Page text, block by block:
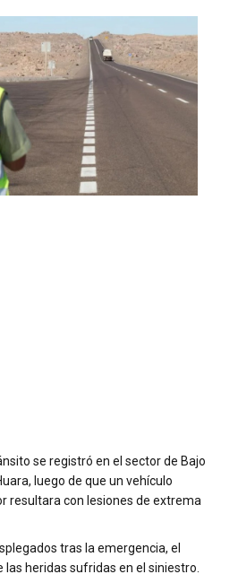
se registró en el sector de Bajo
luego de que un vehículo
resultara con lesiones de extrema
tras la emergencia, el
heridas sufridas en el siniestro.